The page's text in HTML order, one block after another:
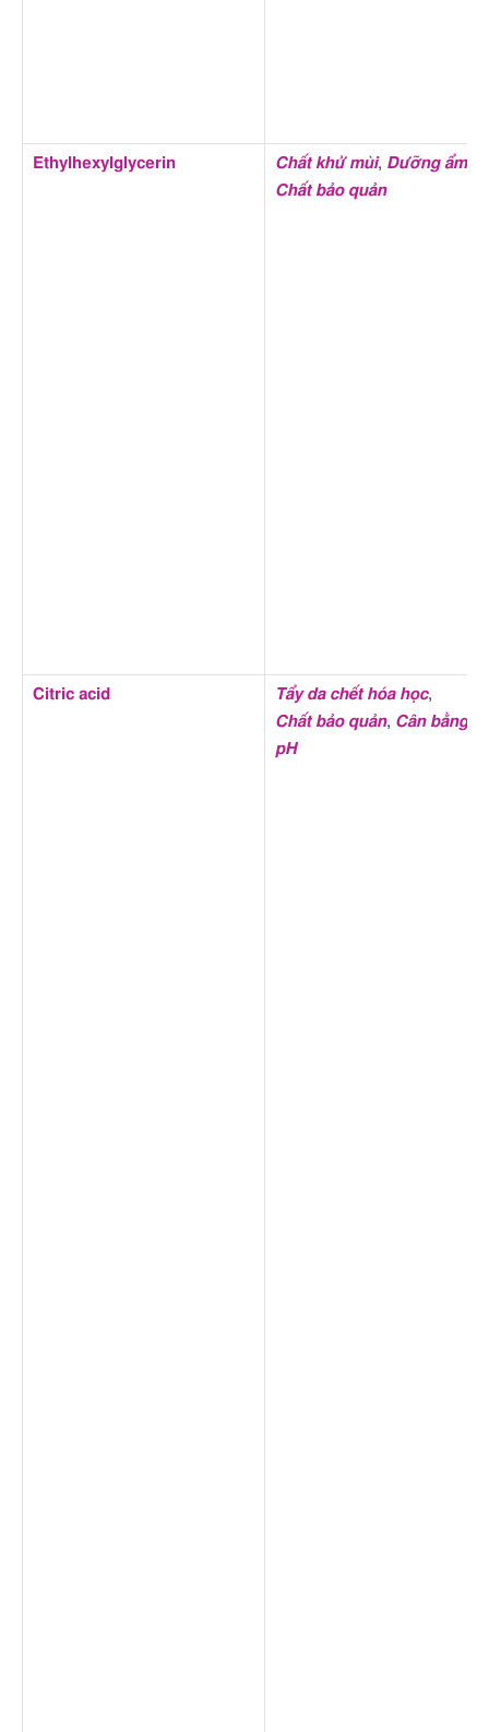
Ethylhexylglycerin Chất khử mùi, Dưỡng ẩm
Chất bảo quản
Citric acid Tẩy da chết hóa học,
Chất bảo quản, Cân bằng
pH